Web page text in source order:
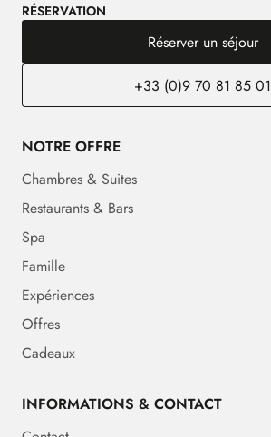
RÉSERVATION
Réserver un séjour
+33 (0)9 70 81 85 01
NOTRE OFFRE
Chambres & Suites
Restaurants & Bars
Spa
Famille
Expériences
Offres
Cadeaux
INFORMATIONS & CONTACT